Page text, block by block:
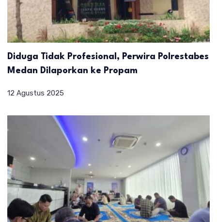
Diduga Tidak Profesional, Perwira Polrestabes
Medan Dilaporkan ke Propam
12 Agustus 2025